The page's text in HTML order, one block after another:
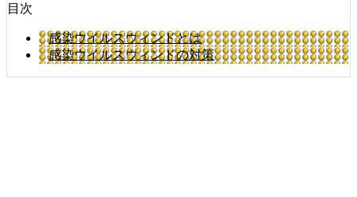
目次
感染ウイルスウィンドとは
感染ウイルスウィンドの対策